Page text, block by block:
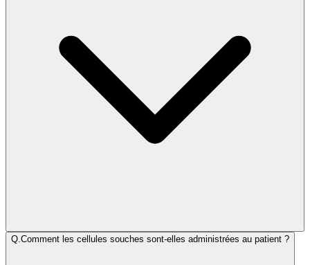
Q. Comment les cellules souches sont-elles administrées au patient ?